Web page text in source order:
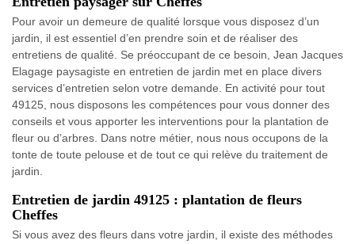
Pour avoir un demeure de qualité lorsque vous disposez d’un
jardin, il est essentiel d’en prendre soin et de réaliser des
entretiens de qualité. Se préoccupant de ce besoin, Jean Jacques
Elagage paysagiste en entretien de jardin met en place divers
services d’entretien selon votre demande. En activité pour tout
49125, nous disposons les compétences pour vous donner des
conseils et vous apporter les interventions pour la plantation de
fleur ou d’arbres. Dans notre métier, nous nous occupons de la
tonte de toute pelouse et de tout ce qui relève du traitement de
jardin.
Entretien de jardin 49125 : plantation de fleurs
Cheffes
Si vous avez des fleurs dans votre jardin, il existe des méthodes